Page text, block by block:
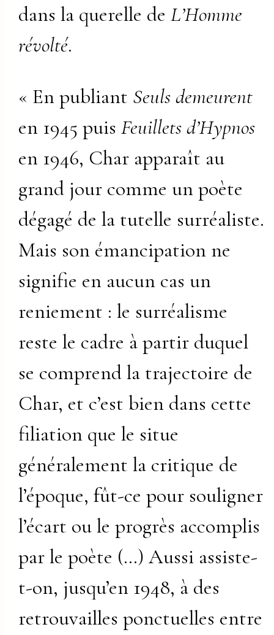
dans la querelle deL’Homme
révolté.
« En publiant Seuls demeurent
en 1945 puisFeuillets d’Hypnos
en 1946, Char apparaît au
grand jour comme un poète
dégagé de la tutelle surréaliste.
Mais son émancipation ne
signifie en aucun cas un
reniement : le surréalisme
reste le cadre à partir duquel
se comprend la trajectoire de
Char, et c’est bien dans cette
filiation que le situe
généralement la critique de
l’époque, fût-ce pour souligner
l’écart ou le progrès accomplis
par le poète (…) Aussi assiste-
t-on, jusqu’en 1948, à des
retrouvailles ponctuelles entre